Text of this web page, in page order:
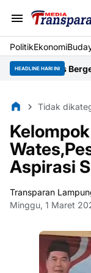
PolitikEkonomi
HEADLINE HARI INI
Bergerak
Tidak
Aspirasi
Transparan
Minggu, 1 Maret